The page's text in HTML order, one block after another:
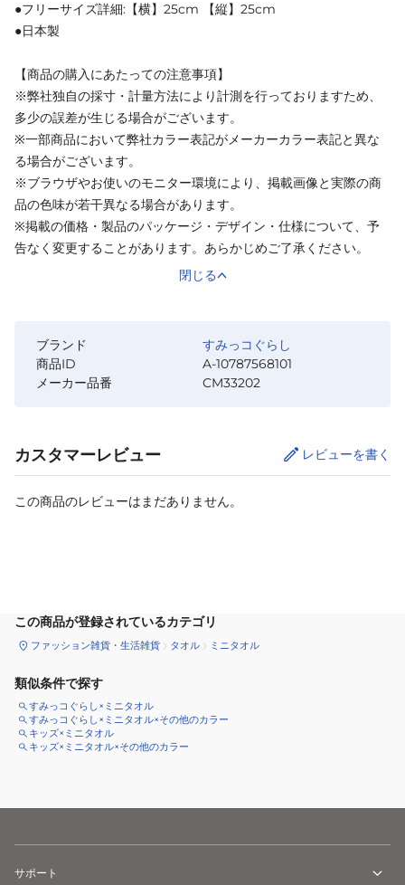
●フリーサイズ詳細:【横】25cm 【縦】25cm
●日本製
【商品の購入にあたっての注意事項】
※弊社独自の採寸・計量方法により計測を行っておりますため、
多少の誤差が生じる場合がございます。
※一部商品において弊社カラー表記がメーカーカラー表記と異な
る場合がございます。
※ブラウザやお使いのモニター環境により、掲載画像と実際の商
品の色味が若干異なる場合があります。
※掲載の価格・製品のパッケージ・デザイン・仕様について、予
告なく変更することがあります。あらかじめご了承ください。
閉じる
ブランド
すみっコぐらし
商品ID
A-10787568101
メーカー品番
CM33202
カスタマーレビュー レビューを書く
この商品のレビューはまだありません。
この商品が登録されているカテゴリ
ファッション雑貨・生活雑貨 タオル ミニタオル
類似条件で探す
すみっコぐらし×ミニタオル
すみっコぐらし×ミニタオル×その他のカラー
キッズ×ミニタオル
キッズ×ミニタオル×その他のカラー
サポート